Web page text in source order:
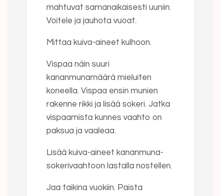
mahtuvat samanaikaisesti uuniin.
Voitele ja jauhota vuoat.
Mittaa kuiva-aineet kulhoon.
Vispaa näin suuri
kananmunamäärä mieluiten
koneella. Vispaa ensin munien
rakenne rikki ja lisää sokeri. Jatka
vispaamista kunnes vaahto on
paksua ja vaaleaa.
Lisää kuiva-aineet kananmuna-
sokerivaahtoon lastalla nostellen.
Jaa taikina vuokiin. Paista